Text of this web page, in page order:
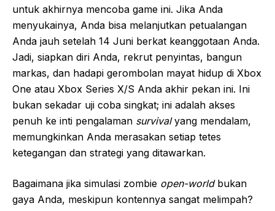
untuk akhirnya mencoba game ini. Jika Anda
menyukainya, Anda bisa melanjutkan petualangan
Anda jauh setelah 14 Juni berkat keanggotaan Anda.
Jadi, siapkan diri Anda, rekrut penyintas, bangun
markas, dan hadapi gerombolan mayat hidup di Xbox
One atau Xbox Series X/S Anda akhir pekan ini. Ini
bukan sekadar uji coba singkat; ini adalah akses
penuh ke inti pengalaman survivalyang mendalam,
memungkinkan Anda merasakan setiap tetes
ketegangan dan strategi yang ditawarkan.
Bagaimana jika simulasi zombie open-worldbukan
gaya Anda, meskipun kontennya sangat melimpah?